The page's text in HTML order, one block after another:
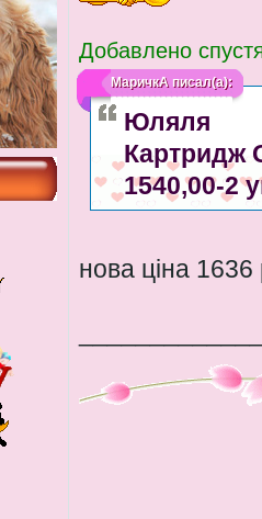
Добавлено
МаричкАписал(а):
Юляля
Картридж
1540,00-2
нова ціна